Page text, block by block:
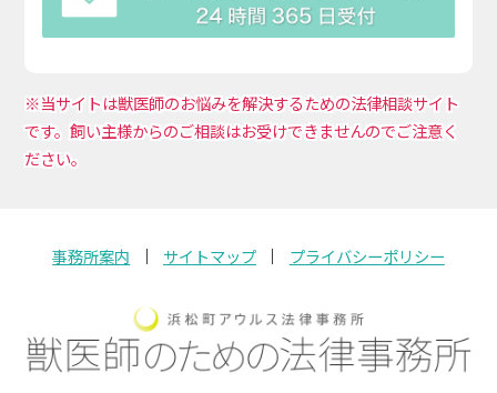
※当サイトは獣医師のお悩みを解決するための法律相談サイト
です。飼い主様からのご相談はお受けできませんのでご注意く
ださい。
事務所案内 サイトマップ プライバシーポリシー